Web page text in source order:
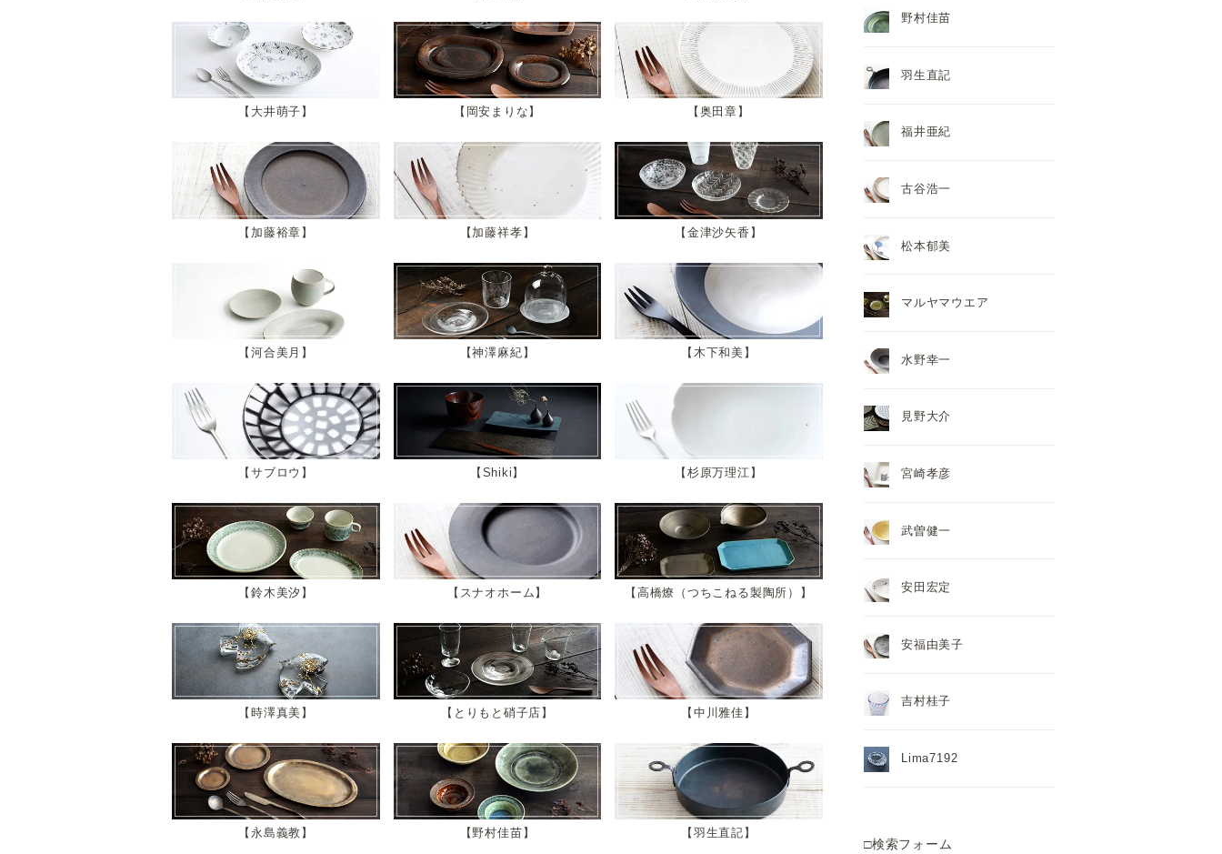
大井萌子 岡安まりな 奥田章
加藤裕章 加藤祥孝 金津沙矢香
河合美月 神澤麻紀 木下和美
サブロウ Shiki 杉原万理江
鈴木美汐 スナオホーム 高橋燎（つちこねる製陶所）
時澤真美 とりもと硝子店 中川雅佳
永島義教 野村佳苗 羽生直記
野村佳苗
羽生直記
福井亜紀
古谷浩一
松本郁美
マルヤマウエア
水野幸一
見野大介
宮崎孝彦
武曽健一
安田宏定
安福由美子
吉村桂子
Lima7192
□検索フォーム